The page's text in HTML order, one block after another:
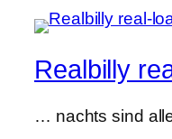
Realbilly
… nachts sind